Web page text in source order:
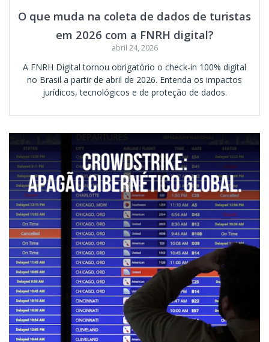
O que muda na coleta de dados de turistas
em 2026 com a FNRH digital?
abril 24, 2026
A FNRH Digital tornou obrigatório o check-in 100% digital
no Brasil a partir de abril de 2026. Entenda os impactos
jurídicos, tecnológicos e de proteção de dados.